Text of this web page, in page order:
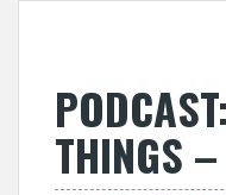
THINGS